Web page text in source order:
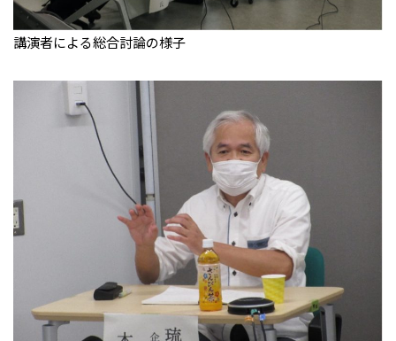
講演者による総合討論の様子